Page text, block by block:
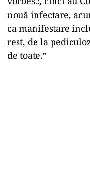
nouă infectare,
ca manifestare
rest, de la
de toate.”